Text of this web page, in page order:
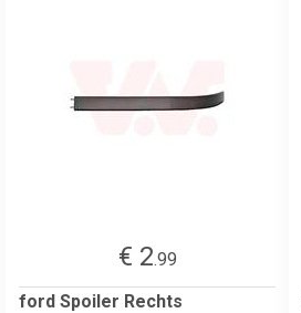
€ 2.99
ford Spoiler Rechts